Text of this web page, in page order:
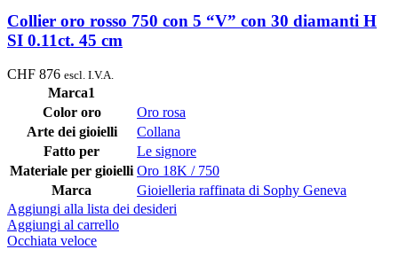
Collier oro rosso 750 con 5 “V” con 30 diamanti H
SI 0.11ct. 45 cm
CHF 876 escl. I.V.A.
Marca1
Color oro
Oro rosa
Arte dei gioielli
Collana
Fatto per
Le signore
Materiale per gioielli Oro 18K / 750
Marca
Gioielleria raffinata di Sophy Geneva
Aggiungi alla lista dei desideri
Aggiungi al carrello
Occhiata veloce